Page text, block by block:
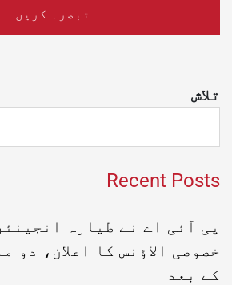
تلاش
Recent Posts
پی آئی اے نے طیارہ
خصوصی الاؤنس کا اعلان، دو
کے بعد